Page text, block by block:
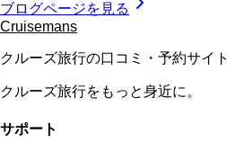
ブログページを見る
Cruisemans
クルーズ旅行の口コミ・予約サイト
クルーズ旅行をもっと身近に。
サポート